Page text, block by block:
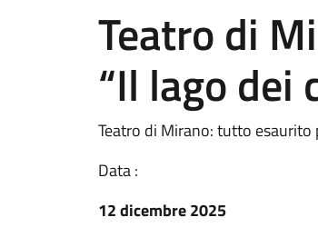
Teatro di
“Il lago dei
Teatro di Mirano: tutto esaurito
Data :
12 dicembre 2025